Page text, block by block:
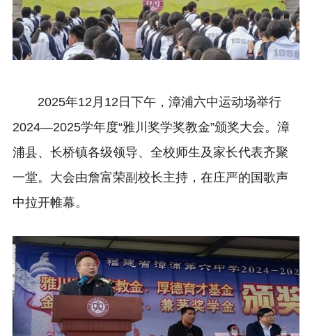
2025年12月12日下午，漳浦六中运动场举行
2024—2025学年度“雅川奖学奖教金”颁奖大会。漳
浦县、长桥镇各级领导、全校师生及家长代表齐聚
一堂。大会由詹富荣副校长主持，在庄严的国歌声
中拉开帷幕。